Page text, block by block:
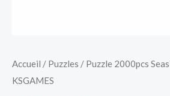
Accueil / Puzzles / Puzzle 2000pcs
KSGAMES